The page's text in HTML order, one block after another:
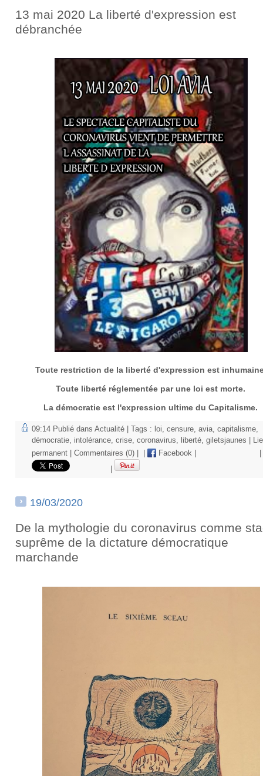
13 mai 2020 La liberté d'expression est
débranchée
Toute restriction de la liberté d'expression est
Toute liberté réglementée par une loi est morte.
La démocratie est l'expression ultime du Capitalisme.
09:14 Publié dans Actualité | Tags : loi, censure, avia, capitalisme,
démocratie, intolérance, crise, coronavirus, liberté, giletsjaunes
permanent
Commentaires (0) Facebook
19/03/2020
De la mythologie du coronavirus comme
suprême de la dictature démocratique
marchande